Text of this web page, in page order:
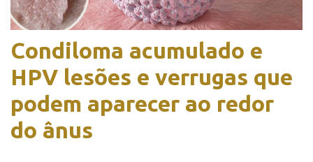
Condiloma acumulado e
HPV lesões e verrugas que
podem aparecer ao redor
do ânus